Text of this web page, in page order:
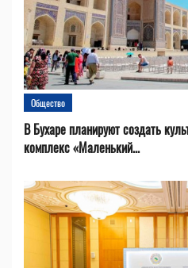
Общество
В Бухаре планируют создать
комплекс «Маленький...